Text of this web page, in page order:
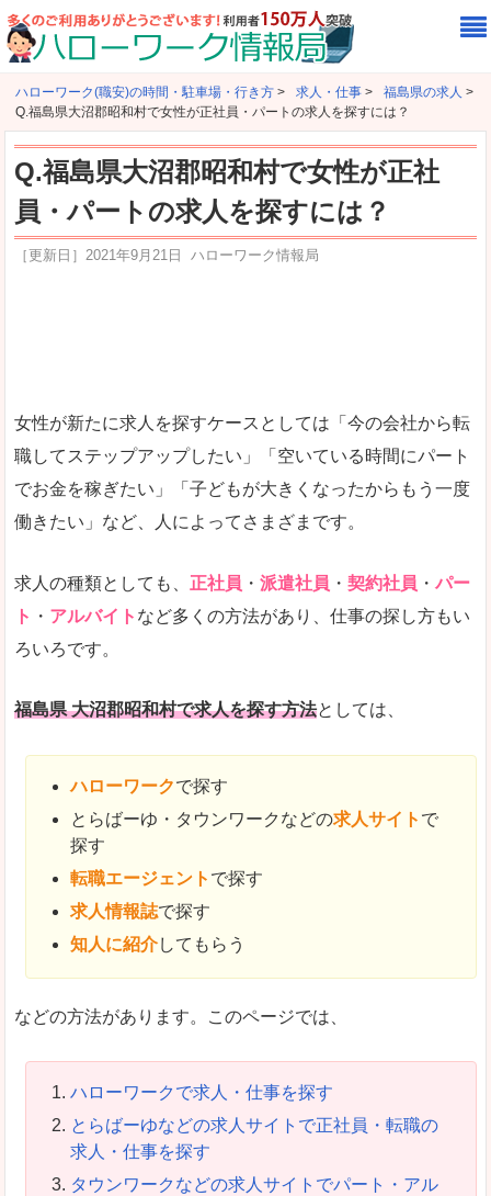
ハローワーク(職安)の時間・駐車場・行き方 > 求人・仕事 > 福島県の求人 >
Q.福島県大沼郡昭和村で女性が正社員・パートの求人を探すには？
Q.福島県大沼郡昭和村で女性が正社
員・パートの求人を探すには？
［更新日］ 2021年9月21日 ハローワーク情報局
女性が新たに求人を探すケースとしては「今の会社から転
職してステップアップしたい」「空いている時間にパート
でお金を稼ぎたい」「子どもが大きくなったからもう一度
働きたい」など、人によってさまざまです。
求人の種類としても、 正社員 ・ 派遣社員 ・ 契約社員 ・ パー
ト ・ アルバイト など多くの方法があり、仕事の探し方もい
ろいろです。
福島県 大沼郡昭和村で求人を探す方法としては、
ハローワークで探す
とらばーゆ・タウンワークなどの求人サイト で
探す
転職エージェント で探す
求人情報誌で探す
知人に紹介してもらう
などの方法があります。このページでは、
ハローワークで求人・仕事を探す
とらばーゆなどの求人サイトで正社員・転職の
求人・仕事を探す
タウンワークなどの求人サイトでパート・アル